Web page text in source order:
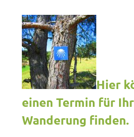
Hier
einen Termin für
Wanderung finden.